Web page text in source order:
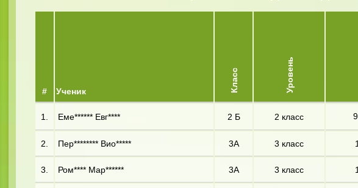
# Ученик Класс Уровень
1. Еме****** Евг**** 2 Б 2 класс
2. Пер******** Вио***** 3А 3 класс
3. Ром**** Мар****** 3А 3 класс